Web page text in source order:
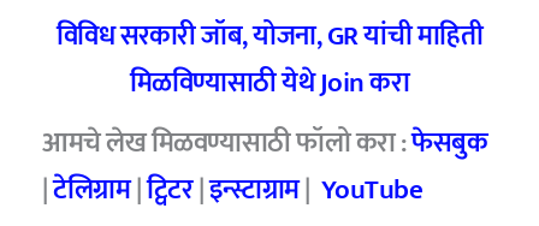
विविध सरकारी जॉब, योजना, GR यांची माहिती
मिळविण्यासाठी येथे Join करा
आमचे लेख मिळवण्यासाठी फॉलो करा :फेसबुक
|टेलिग्राम|ट्विटर|इन्स्टाग्राम| YouTube